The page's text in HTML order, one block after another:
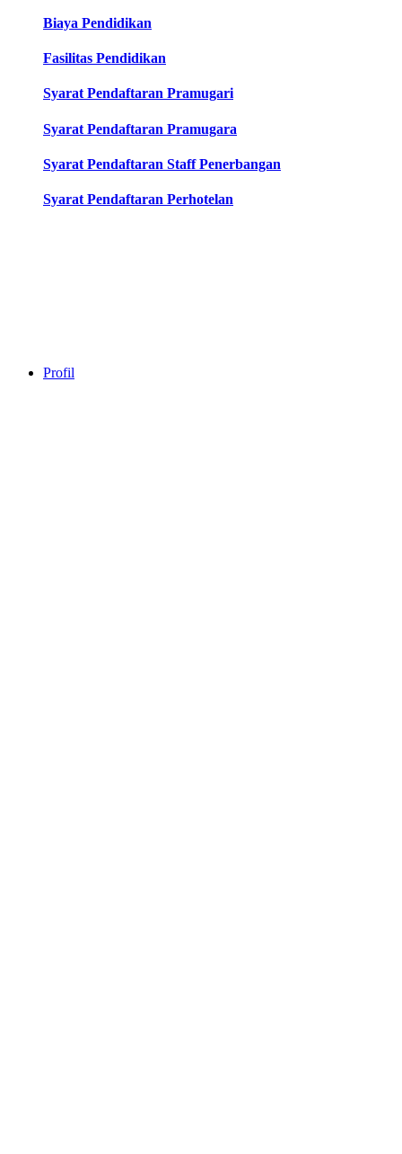
Biaya Pendidikan
Fasilitas Pendidikan
Syarat Pendaftaran Pramugari
Syarat Pendaftaran Pramugara
Syarat Pendaftaran Staff Penerbangan
Syarat Pendaftaran Perhotelan
Profil